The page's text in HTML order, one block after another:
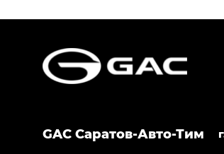
HYPTEC HT — Хайптек
GS8 — Джи Эс 8 (GS8) в
GAC Саратов-Авто-Тим